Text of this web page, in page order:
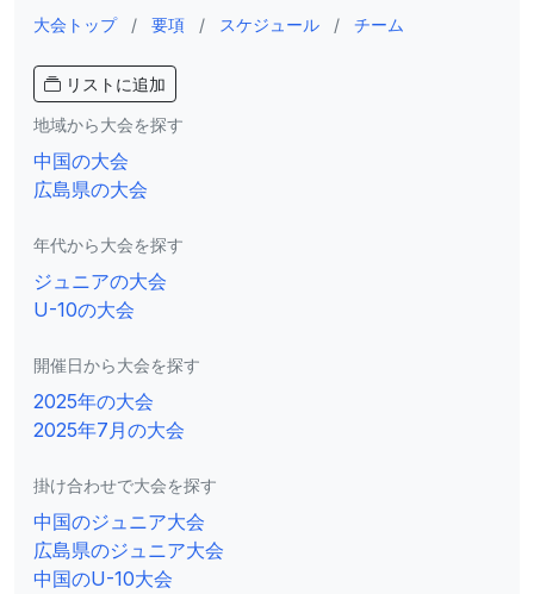
大会トップ / 要項 / スケジュール / チーム
リストに追加
地域から大会を探す
中国の大会
広島県の大会
年代から大会を探す
ジュニアの大会
U-10の大会
開催日から大会を探す
2025年の大会
2025年7月の大会
掛け合わせで大会を探す
中国のジュニア大会
広島県のジュニア大会
中国のU-10大会